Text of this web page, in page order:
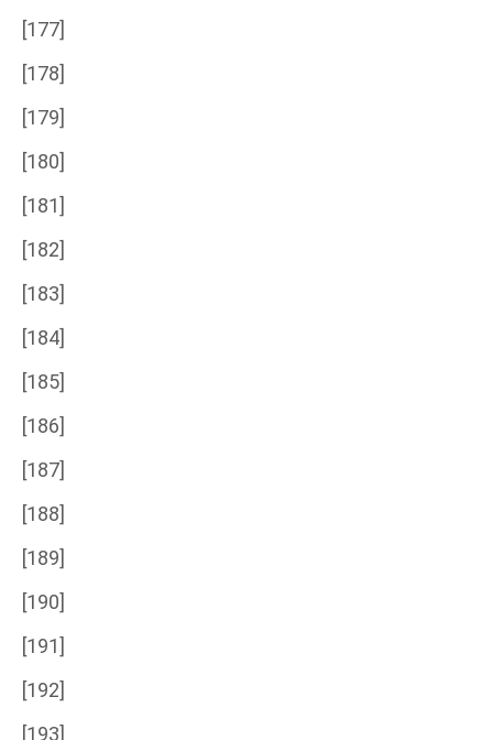
[177]
[178]
[179]
[180]
[181]
[182]
[183]
[184]
[185]
[186]
[187]
[188]
[189]
[190]
[191]
[192]
[193]